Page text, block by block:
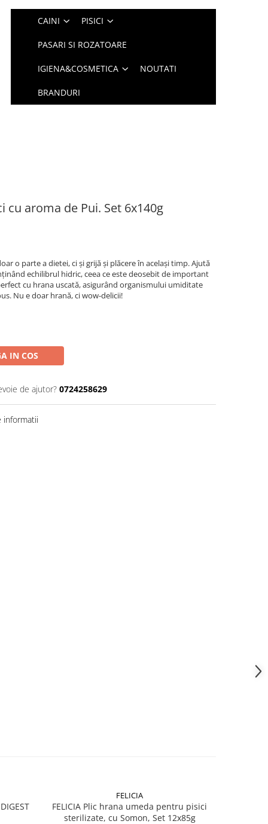
CAINI PISICI
PASARI SI ROZATOARE
IGIENA&COSMETICA NOUTATI
BRANDURI
cu aroma de Pui. Set 6x140g
o parte a dietei, ci și grijă și plăcere în același timp. Ajută
echilibrul hidric, ceea ce este deosebit de important
cu hrana uscată, asigurând organismului umiditate
Nu e doar hrană, ci wow-deliciі!
IN COS
de ajutor? 0724258629
informatii
FELICIA
FELICIA Plic hrana umeda pentru pisici
sterilizate, cu Somon, Set 12x85g